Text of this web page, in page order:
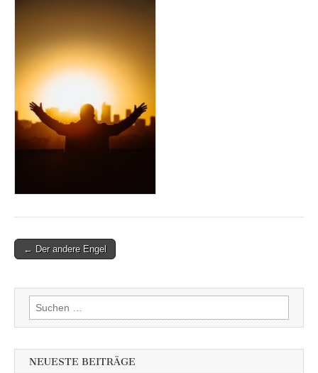
Post← Der andere Engel
Suchen
nach:
NEUESTE BEITRÄGE